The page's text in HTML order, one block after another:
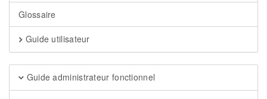
Glossaire
Guide utilisateur
Guide administrateur fonctionnel